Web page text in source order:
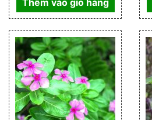
Thêm vào giỏ hàng